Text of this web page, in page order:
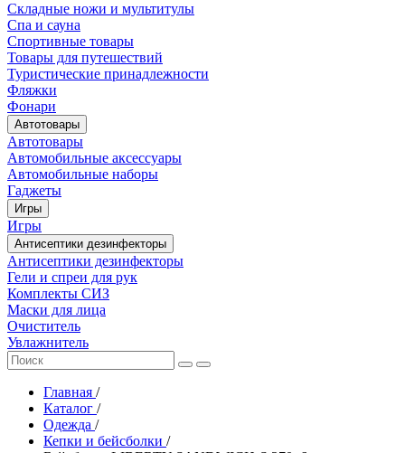
Складные ножи и мультитулы
Спа и сауна
Спортивные товары
Товары для путешествий
Туристические принадлежности
Фляжки
Фонари
Автотовары
Автотовары
Автомобильные аксессуары
Автомобильные наборы
Гаджеты
Игры
Игры
Антисептики дезинфекторы
Антисептики дезинфекторы
Гели и спреи для рук
Комплекты СИЗ
Маски для лица
Очиститель
Увлажнитель
Главная /
Каталог /
Одежда /
Кепки и бейсболки /